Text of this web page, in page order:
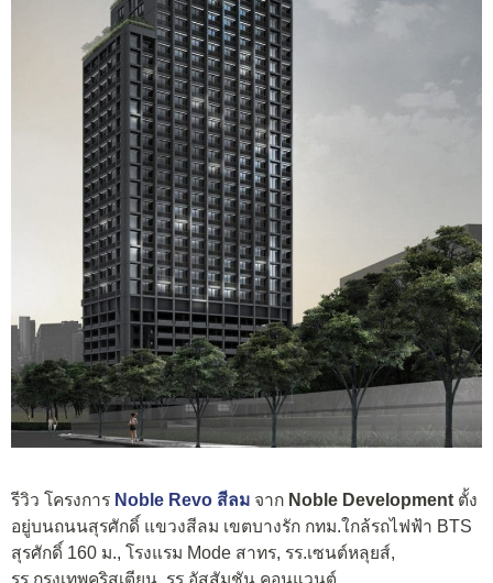
รีวิว โครงการ Noble Revo สีลม จาก Noble Development ตั้ง
อยู่บนถนนสุรศักดิ์ แขวงสีลม เขตบางรัก กทม.ใกล้รถไฟฟ้า BTS
สุรศักดิ์ 160 ม., โรงแรม Mode สาทร, รร.เซนต์หลุยส์,
รร.กรุงเทพคริสเตียน, รร.อัสสัมชัน คอนแวนต์,